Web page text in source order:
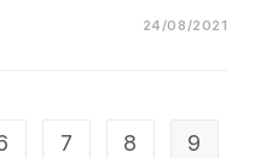
24/08/2021
7 8
9